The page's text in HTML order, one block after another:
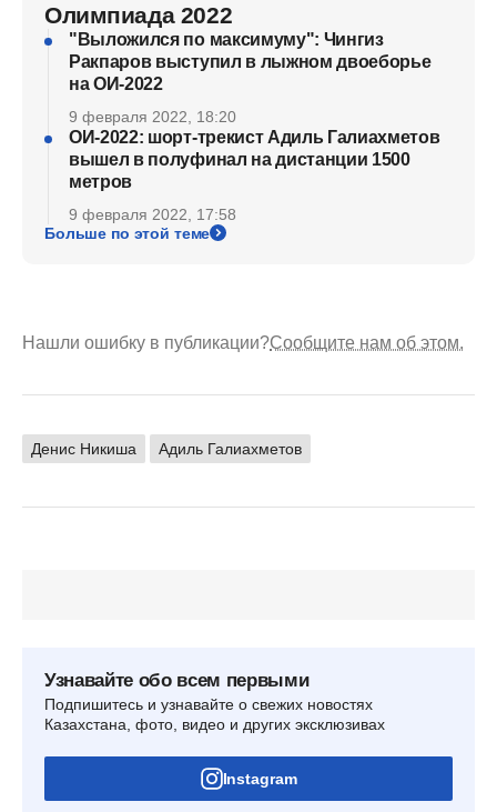
Олимпиада 2022
"Выложился по максимуму": Чингиз
Ракпаров выступил в лыжном двоеборье
на ОИ-2022
9 февраля 2022, 18:20
ОИ-2022: шорт-трекист Адиль Галиахметов
вышел в полуфинал на дистанции 1500
метров
9 февраля 2022, 17:58
Больше по этой теме
Нашли ошибку в публикации?Сообщите нам об этом.
Денис Никиша Адиль Галиахметов
Узнавайте обо всем первыми
Подпишитесь и узнавайте о свежих новостях
Казахстана, фото, видео и других эксклюзивах
Instagram